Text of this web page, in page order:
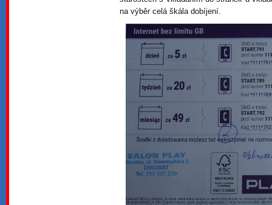
na výběr celá škála dobíjení.